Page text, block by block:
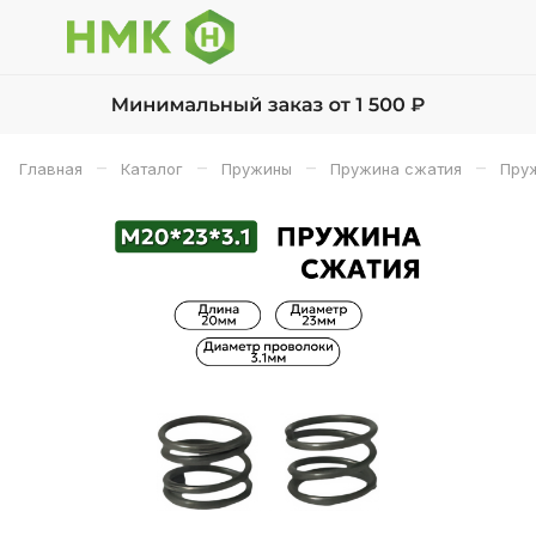
Главная – Каталог – Пружины – Пружина сжатия –